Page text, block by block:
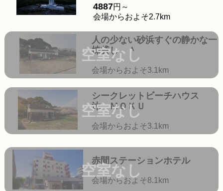
4887円～
会場からおよそ2.7km
空室なし
人の少ない砂浜すぐの静かな一
棟貸し ＾
会場からおよそ3.1km
空室なし
シークレットビーチハウス
沐 ＭＯＫＵ
会場からおよそ3.1km
空室なし
赤間ステーションホテル
会場からおよそ8.1km